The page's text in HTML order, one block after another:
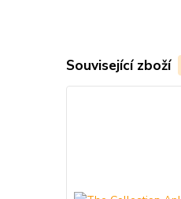
Související zboží